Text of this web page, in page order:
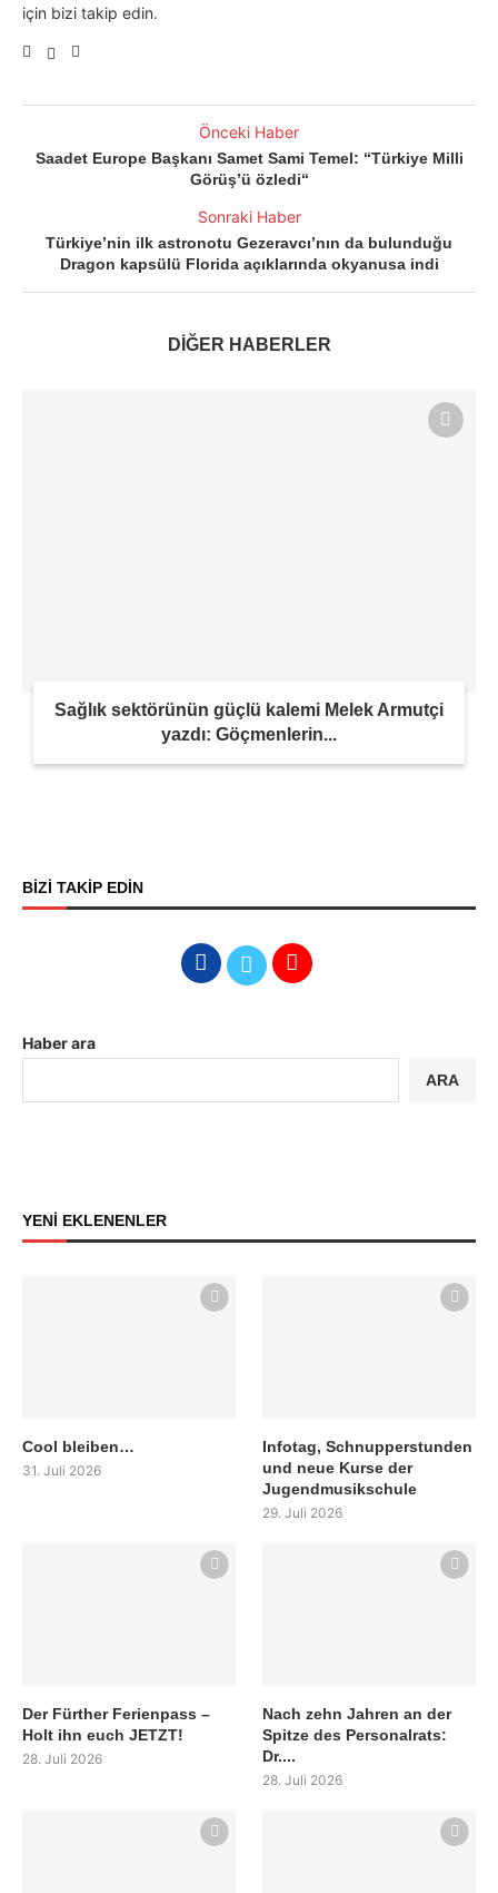
için bizi takip edin.
Önceki Haber
Saadet Europe Başkanı Samet Sami Temel: “Türkiye Milli
Görüş’ü özledi“
Sonraki Haber
Türkiye’nin ilk astronotu Gezeravcı’nın da bulunduğu
Dragon kapsülü Florida açıklarında okyanusa indi
DİĞER HABERLER
Sağlık sektörünün güçlü kalemi Melek Armutçi
yazdı: Göçmenlerin...
BİZİ TAKİP EDİN
Haber ara
ARA
YENİ EKLENENLER
Cool bleiben…
31. Juli 2026
Infotag, Schnupperstunden
und neue Kurse der
Jugendmusikschule
29. Juli 2026
Der Fürther Ferienpass –
Holt ihn euch JETZT!
28. Juli 2026
Nach zehn Jahren an der
Spitze des Personalrats:
Dr....
28. Juli 2026